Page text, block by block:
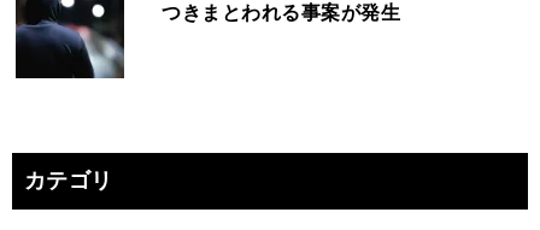
つきまとわれる事案が発生
カテゴリ